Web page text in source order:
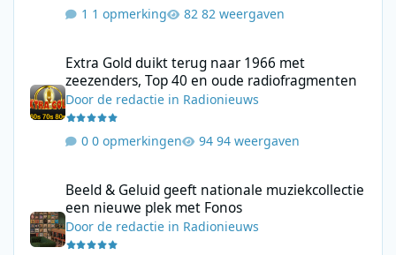
1 opmerking 82 weergaven
Extra Gold duikt terug naar 1966 met
zeezenders, Top 40 en oude radiofragmenten
Doorde redactie in Radionieuws
0 opmerkingen 94 weergaven
Beeld & Geluid geeft nationale muziekcollectie
een nieuwe plek met Fonos
Doorde redactie in Radionieuws